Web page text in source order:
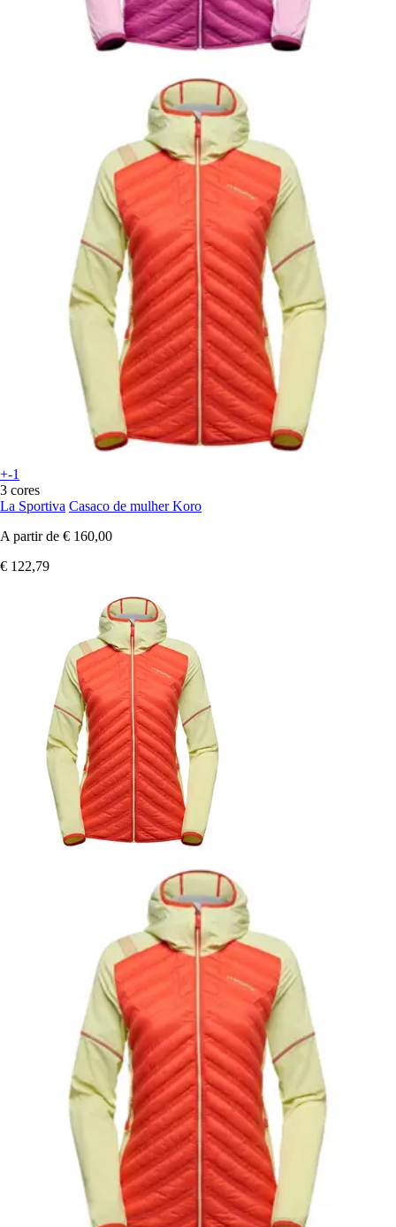
+-1
3 cores
La Sportiva Casaco de mulher Koro
A partir de € 160,00
€ 122,79